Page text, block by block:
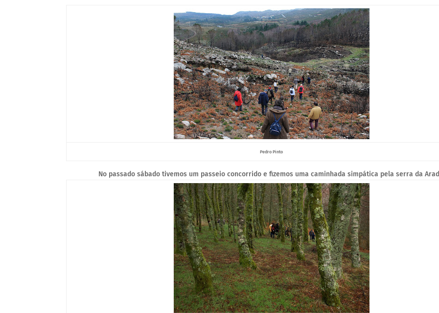
Pedro Pinto
No passado sábado tivemos um passeio concorrido e fizemos uma caminhada simpática pela serra da